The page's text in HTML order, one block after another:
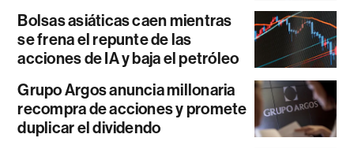
Bolsas asiáticas caen mientras
se frena el repunte de las
acciones de IA y baja el petróleo
Grupo Argos anuncia millonaria
recompra de acciones y promete
duplicar el dividendo